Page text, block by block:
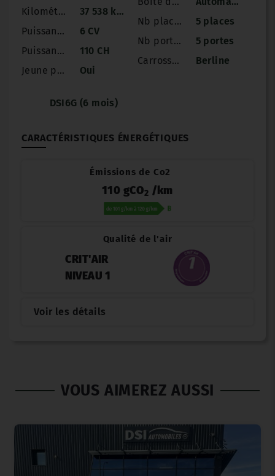
Kilométrage
37 538 km
Puissance
6 CV
Puissance réelle
110 CH
Jeune permis
Oui
Nb places
5 places
Nb portes
5 portes
Carrosserie
Berline
DSI6G (6 mois)
CARACTÉRISTIQUES ÉNERGÉTIQUES
Émissions de Co2
110 gCO2 /km
Qualité de l'air
CRIT'AIR
NIVEAU 1
Voir les détails
VOUS AIMEREZ AUSSI